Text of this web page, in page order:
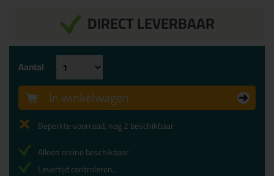
DIRECT LEVERBAAR
Aantal
In winkelwagen
Beperkte voorraad, nog 2 beschikbaar
Alleen online beschikbaar
Levertijd controleren...